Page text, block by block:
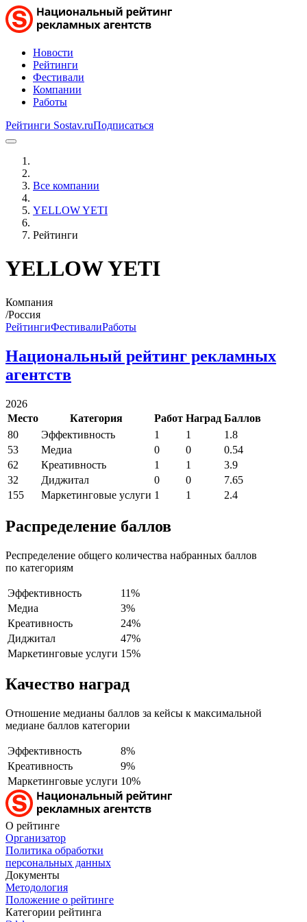
Новости
Рейтинги
Фестивали
Компании
Работы
Рейтинги Sostav.ruПодписаться
Все компании
YELLOW YETI
Рейтинги
YELLOW YETI
Компания
/Россия
РейтингиФестивалиРаботы
Национальный рейтинг рекламных
агентств
2026
Место
Категория Работ Наград Баллов
80
Эффективность 1 1
1.8
53
Медиа 0 0
0.54
62
Креативность 1 1
3.9
32
Диджитал 0 0
7.65
155
Маркетинговые услуги 1 1 2.4
Распределение баллов
Респределение общего количества набранных баллов
по категориям
Эффективность
11%
Медиа
3%
Креативность
24%
Диджитал
47%
Маркетинговые услуги 15%
Качество наград
Отношение медианы баллов за кейсы к максимальной
медиане баллов категории
Эффективность
8%
Креативность
9%
Маркетинговые услуги 10%
О рейтинге
Организатор
Политика обработки
персональных данных
Документы
Методология
Положение о рейтинге
Категории рейтинга